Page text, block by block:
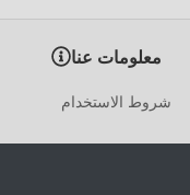
معلومات عنا
شروط الاستخدام